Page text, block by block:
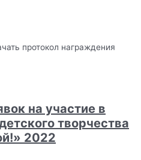
протокол награждения
на участие в
творчества
2022